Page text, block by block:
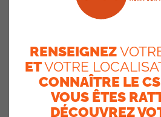
des
non-
RENSEIGNEZ
ETVOTRE
CONNAÎTRE LE
VOUS ÊTES
DÉCOUVREZ